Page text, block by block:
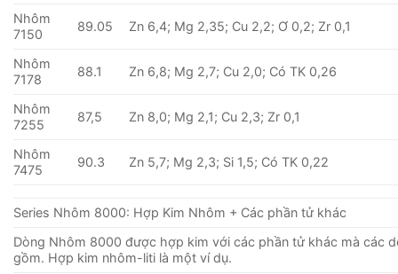
Nhôm
7150
89.05 Zn 6,4; Mg 2,35; Cu 2,2; Ơ 0,2; Zr 0,1
Nhôm
7178
88.1 Zn 6,8; Mg 2,7; Cu 2,0; Có TK 0,26
Nhôm
7255
87,5 Zn 8,0; Mg 2,1; Cu 2,3; Zr 0,1
Nhôm
7475
90.3 Zn 5,7; Mg 2,3; Si 1,5; Có TK 0,22
Series Nhôm 8000: Hợp Kim Nhôm + Các phần tử khác
Dòng Nhôm 8000 được hợp kim với các phần tử khác mà các
gồm. Hợp kim nhôm-liti là một ví dụ.